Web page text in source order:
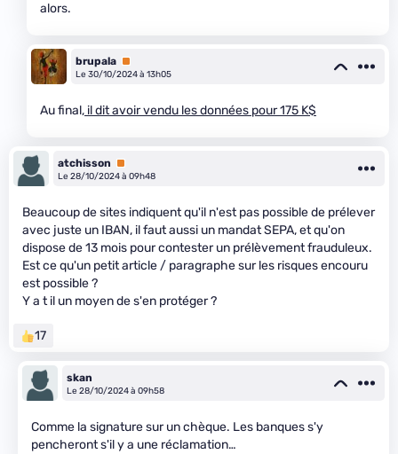
alors.
brupala Premium
Le 30/10/2024 à 13h05
Au final, il dit avoir vendu les données pour 175 K$
atchisson
Premium
Le 28/10/2024 à 09h48
Beaucoup de sites indiquent qu'il n'est pas possible de prélever
avec juste un IBAN, il faut aussi un mandat SEPA, et qu'on
dispose de 13 mois pour contester un prélèvement frauduleux.
Est ce qu'un petit article / paragraphe sur les risques encouru
est possible ?
Y a t il un moyen de s'en protéger ?
17
skan
Le 28/10/2024 à 09h58
Comme la signature sur un chèque. Les banques s'y
pencheront s'il y a une réclamation…